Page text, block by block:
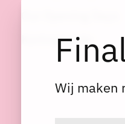
Kortingscode
Wij maken